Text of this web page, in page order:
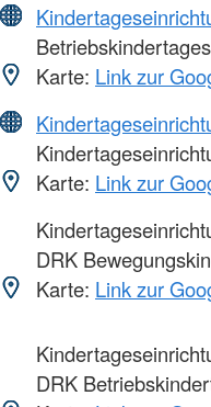
Karte: Link zur
Karte: Link zur
DRK
Karte: Link zur
DRK